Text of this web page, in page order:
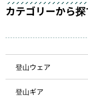
カテゴリーから探
登山ウェア
登山ギア